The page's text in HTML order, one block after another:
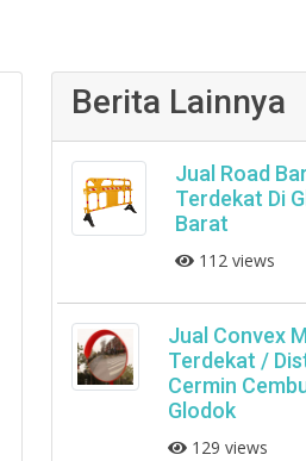
Berita Lainnya
Jual Road
Terdekat Di
Barat
112 views
Jual Convex
Terdekat /
Cermin
Glodok
129 views